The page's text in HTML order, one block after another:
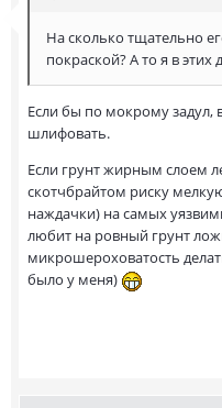
На сколько тщательно
покраской? А то я в
Если бы по мокрому
шлифовать.
Если грунт жирным слоем
скотчбрайтом риску
наждачки) на самых
любит на ровный грунт
микрошероховатость
было у меня)